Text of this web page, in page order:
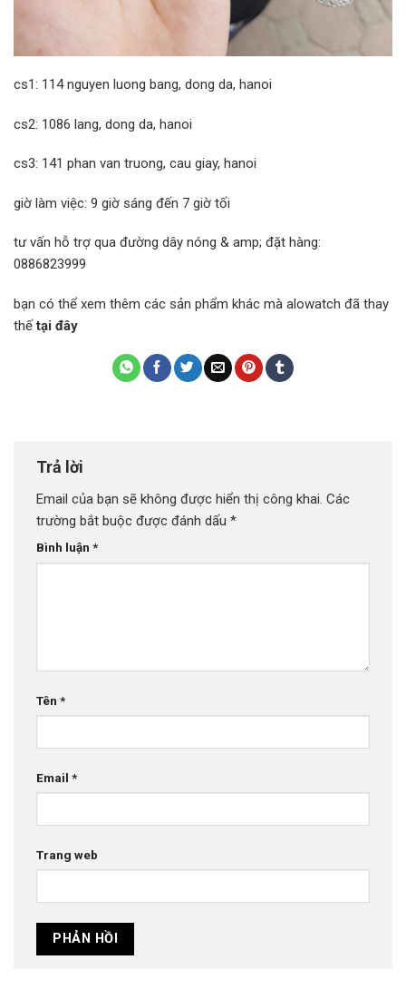
cs1: 114 nguyen luong bang, dong da, hanoi
cs2: 1086 lang, dong da, hanoi
cs3: 141 phan van truong, cau giay, hanoi
giờ làm việc: 9 giờ sáng đến 7 giờ tối
tư vấn hỗ trợ qua đường dây nóng & amp; đặt hàng:
0886823999
bạn có thể xem thêm các sản phẩm khác mà alowatch đã thay
thếtại đây
Trả lời
Email của bạn sẽ không được hiển thị công khai. Các
trường bắt buộc được đánh dấu *
Bình luận *
Tên *
Email *
Trang web